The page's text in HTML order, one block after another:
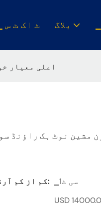
▁ ٹ اک ٹ س بلاگ
اعلی معیار
مشین نوٹ بک راؤنڈ
کم از کم آرڈر کی مقدار:
▁سی ٹ1